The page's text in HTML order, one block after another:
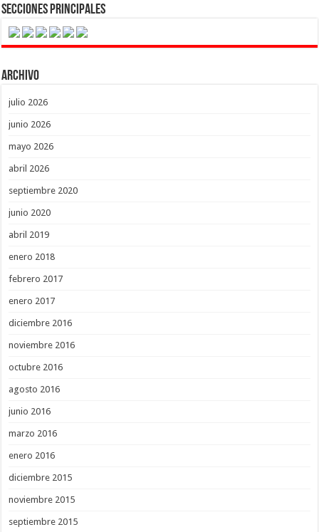
Secciones Principales
Archivo
julio 2026
junio 2026
mayo 2026
abril 2026
septiembre 2020
junio 2020
abril 2019
enero 2018
febrero 2017
enero 2017
diciembre 2016
noviembre 2016
octubre 2016
agosto 2016
junio 2016
marzo 2016
enero 2016
diciembre 2015
noviembre 2015
septiembre 2015